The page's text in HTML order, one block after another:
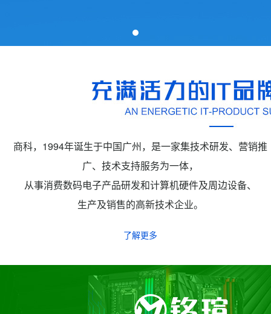
商科，1994年诞生于中国广州，是一家集技术研发、营销推
广、技术支持服务为一体，
从事消费数码电子产品研发和计算机硬件及周边设备、
生产及销售的高新技术企业。
了解更多